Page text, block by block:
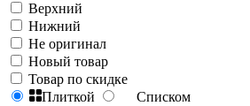
Верхний
Нижний
Не оригинал
Новый товар
Товар по скидке
Плиткой
Списком